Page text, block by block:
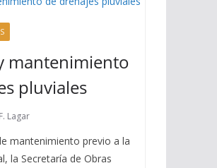
mantenimiento
pluviales
F. Lagar
mantenimiento previo a la
la Secretaría de Obras